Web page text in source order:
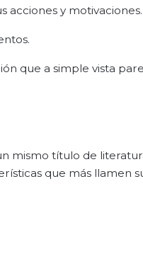
acciones y motivaciones.
que a simple vista
mismo título de
que más llamen